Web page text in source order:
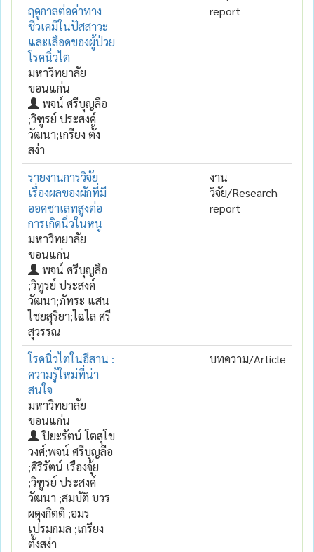
ฤดูกาลต่อค่าทาง
ชีวเคมีในปัสสาวะ
และเลือดของผู้ป่วย
โรคนิ่วไต
มหาวิทยาลัย
ขอนแก่น
พจน์ ศรีบุญลือ
;วิฑูรย์ ประสงค์
วัฒนา;เกรียง ตั้ง
สง่า
report
รายงานการวิจัย
เรื่องผลของผักที่มี
ออคซาเลทสูงต่อ
การเกิดนิ่วในหนู
มหาวิทยาลัย
ขอนแก่น
พจน์ ศรีบุญลือ
;วิทูรย์ ประสงค์
วัฒนา;ภัทระ แสน
ไชยสุริยา;ไฉไล ศรี
สุวรรณ
งาน
วิจัย/Research
report
โรคนิ่วไตในอีสาน :
ความรู้ใหม่ที่น่า
สนใจ
มหาวิทยาลัย
ขอนแก่น
ปิยะรัตน์ โตสุโข
วงศ์;พจน์ ศรีบุญลือ
;ศิริรัตน์ เรืองจุ้ย
;วิฑูรย์ ประสงค์
วัฒนา ;สมบัติ บวร
ผดุงกิตติ ;อมร
เปรมกมล ;เกรียง
ตั้งสง่า
บทความ/Article